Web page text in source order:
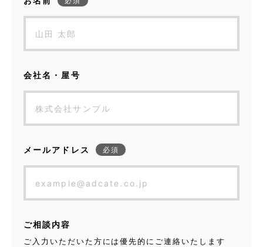
会社名・屋号
メールアドレス 必須
ご相談内容
ご入力いただいた方には優先的にご連絡いたします